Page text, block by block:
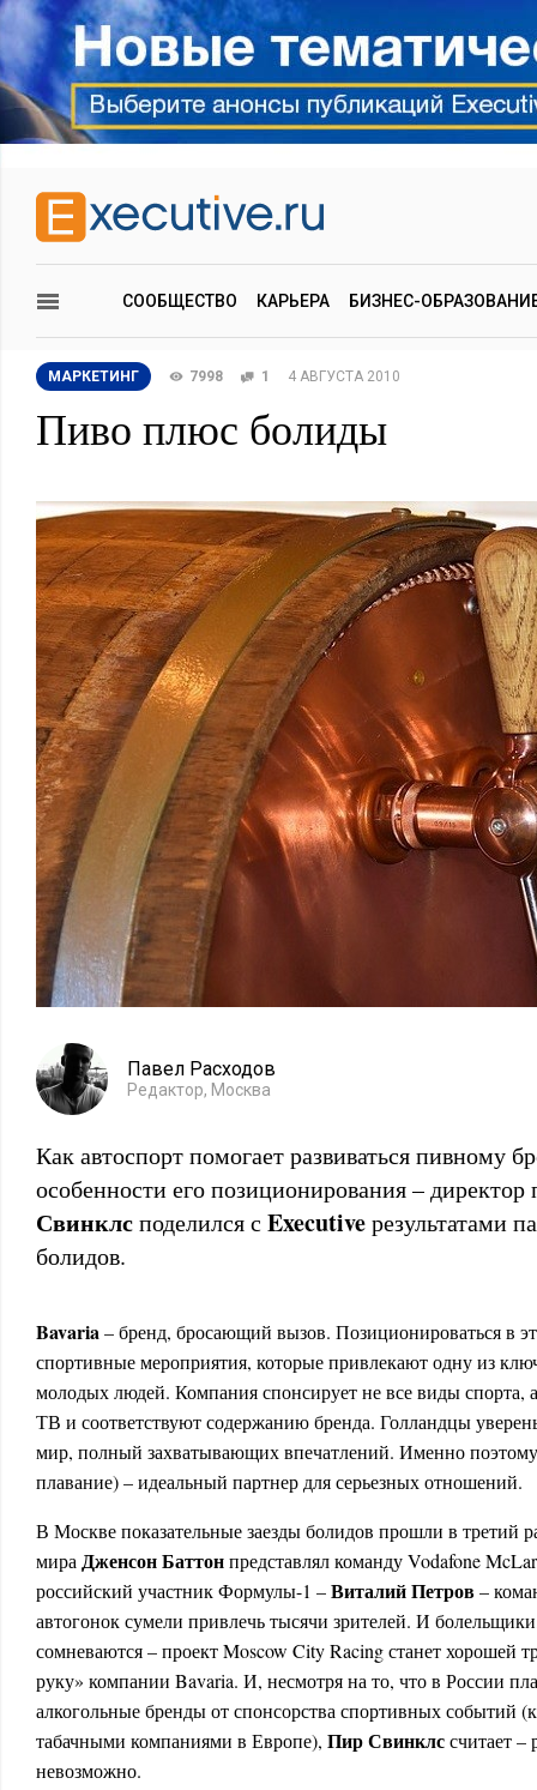
СООБЩЕСТВО КАРЬЕРА БИЗНЕС-
МАРКЕТИНГ 7998 1 4 АВГУСТА 2010
Пиво плюс болиды
Павел Расходов
Редактор, Москва
Как автоспорт помогает развиваться пивному
особенности его позиционирования –
Свинклсподелился с Executiveрезультатами
болидов.
Bavaria– бренд, бросающий вызов. Позиционироваться в
спортивные мероприятия, которые привлекают одну из
молодых людей. Компания спонсирует не все виды спорта,
ТВ и соответствуют содержанию бренда. Голландцы
мир, полный захватывающих впечатлений. Именно
плавание) – идеальный партнер для серьезных отношений.
В Москве показательные заезды болидов прошли в третий
мира Дженсон Баттонпредставлял команду Vodafone
российский участник Формулы-1 –Виталий Петров–
автогонок сумели привлечь тысячи зрителей. И
сомневаются – проект Moscow City Racing станет хорошей
руку» компании Bavaria. И, несмотря на то, что в России
алкогольные бренды от спонсорства спортивных событий
табачными компаниями в Европе), Пир Свинклссчитает –
невозможно.